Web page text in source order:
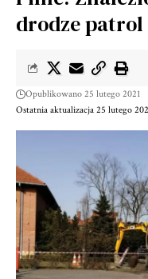
drodze
Ostatnia aktualizacja 25 lutego
Opublikowano 25 lutego 2021